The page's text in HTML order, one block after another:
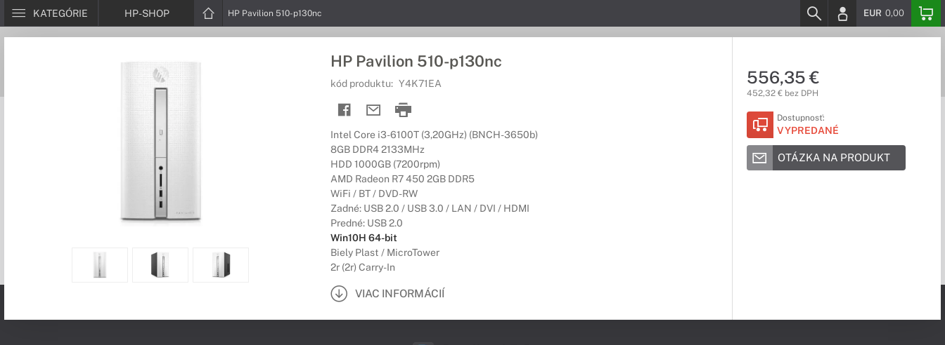
KATEGÓRIE HP-SHOP HP Pavilion 510-p130nc EUR 0,00
HP Pavilion 510-p130nc
kód produktu: Y4K71EA
Intel Core i3-6100T (3,20GHz) (BNCH-3650b)
8GB DDR4 2133MHz
HDD 1000GB (7200rpm)
AMD Radeon R7 450 2GB DDR5
WiFi / BT / DVD-RW
Zadné: USB 2.0 / USB 3.0 / LAN / DVI / HDMI
Predné: USB 2.0
Win10H 64-bit
Biely Plast / MicroTower
2r (2r) Carry-In
VIAC INFORMÁCIÍ
556,35 €
452,32 € bez DPH
Dostupnosť:
VYPREDANÉ
OTÁZKA NA PRODUKT